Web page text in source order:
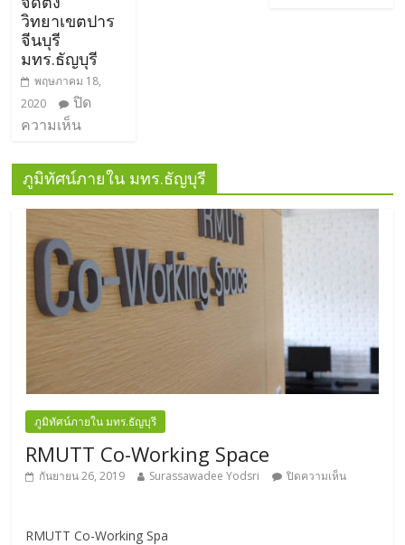
วิทยาเขตปาร
จีนบุรี
มทร.ธัญบุรี
พฤษภาคม 18,
2020
ปิด
ความเห็น
ภูมิทัศน์ภายใน มทร.ธัญบุรี
ภูมิทัศน์ภายใน มทร.ธัญบุรี
RMUTT Co-Working Space
กันยายน 26, 2019 Surassawadee Yodsri ปิดความเห็น
RMUTT Co-Working Spa